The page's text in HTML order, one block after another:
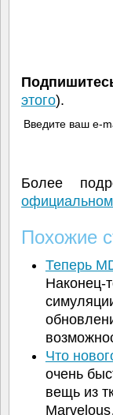
этого).
Введите ваш e-
Более
Похожие
Теперь
Наконец-
Что
очень
вещь из